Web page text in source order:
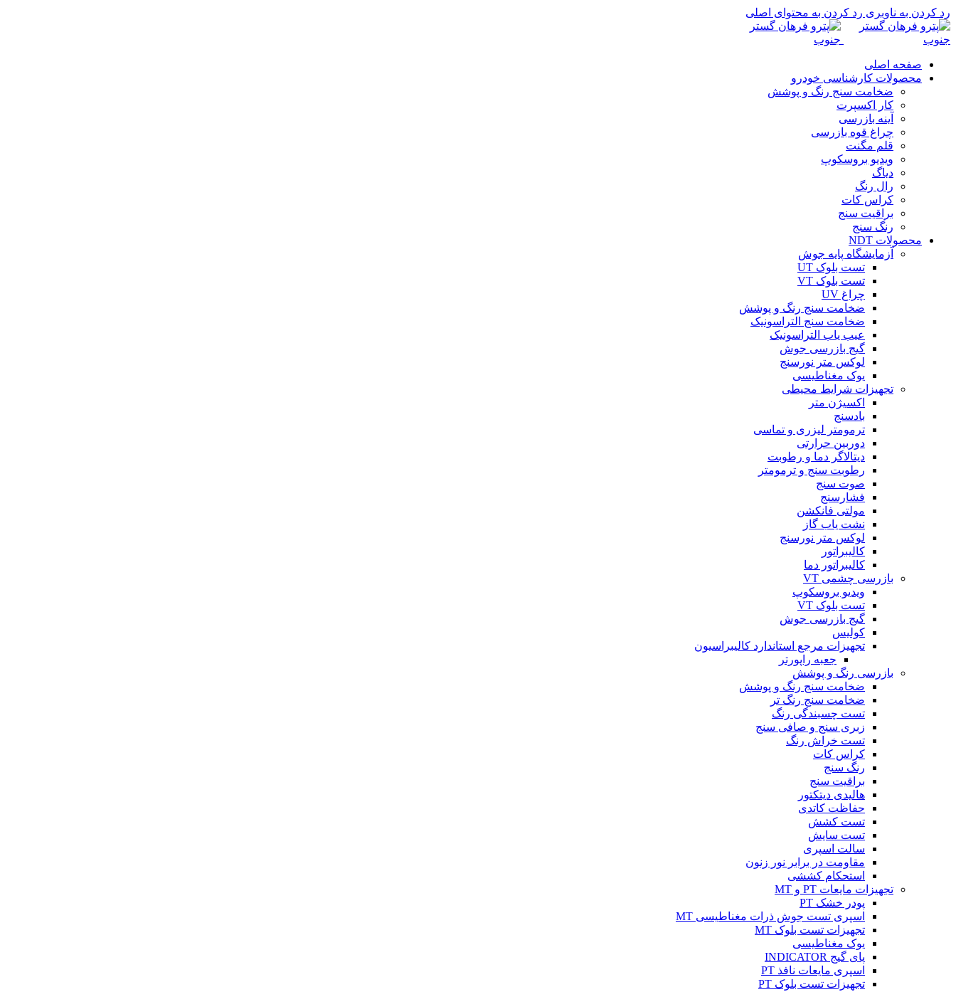
رد کردن به ناوبری رد کردن به محتوای اصلی
صفحه اصلی
محصولات کارشناسی خودرو
ضخامت سنج رنگ و پوشش
کار اکسپرت
آینه بازرسی
چراغ قوه بازرسی
قلم مگنت
ویدیو بروسکوپ
دیاگ
رال رنگ
کراس کات
براقیت سنج
رنگ سنج
محصولات NDT
آزمایشگاه پایه جوش
تست بلوک UT
تست بلوک VT
چراغ UV
ضخامت سنج رنگ و پوشش
ضخامت سنج التراسونیک
عیب یاب التراسونیک
گیج بازرسی جوش
لوکس متر نورسنج
یوک مغناطیسی
تجهیزات شرایط محیطی
اکسیژن متر
بادسنج
ترمومتر لیزری و تماسی
دوربین حرارتی
دیتالاگر دما و رطوبت
رطوبت سنج و ترمومتر
صوت سنج
فشارسنج
مولتی فانکشن
نشت یاب گاز
لوکس متر نورسنج
کالیبراتور
کالیبراتور دما
بازرسی چشمی VT
ویدیو بروسکوپ
تست بلوک VT
گیج بازرسی جوش
کولیس
تجهیزات مرجع استاندارد کالیبراسیون
جعبه راپورتر
بازرسی رنگ و پوشش
ضخامت سنج رنگ و پوشش
ضخامت سنج رنگ تر
تست چسبندگی رنگ
زبری سنج و صافی سنج
تست خراش رنگ
کراس کات
رنگ سنج
براقیت سنج
هالیدی دیتکتور
حفاظت کاتدی
تست کشش
تست سایش
سالت اسپری
مقاومت در برابر نور زنون
استحکام کششی
تجهیزات مایعات PT و MT
پودر خشک PT
اسپری تست جوش ذرات مغناطیسی MT
تجهیزات تست بلوک MT
یوک مغناطیسی
پای گیج INDICATOR
اسپری مایعات نافذ PT
تجهیزات تست بلوک PT